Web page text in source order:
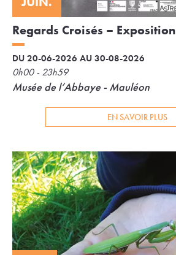
Regards Croisés – Exposition
DU 20-06-2026 AU 30-08-2026
0h00 - 23h59
Musée de l’Abbaye - Mauléon
EN SAVOIR PLUS